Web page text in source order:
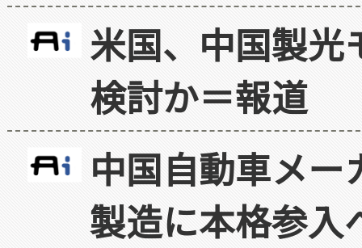
米国、中国製光
検討か＝報道
中国自動車メ
製造に本格参入